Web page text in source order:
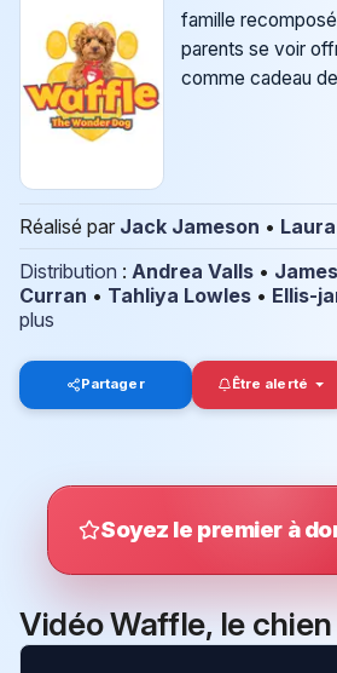
famille
parents se voir
comme cadeau
Réalisé par Jack Jameson •
Distribution : Andrea Valls •
Curran • Tahliya Lowles • Ellis-
plus
Partager Être alerté
Soyez le premier à
Vidéo Waffle, le